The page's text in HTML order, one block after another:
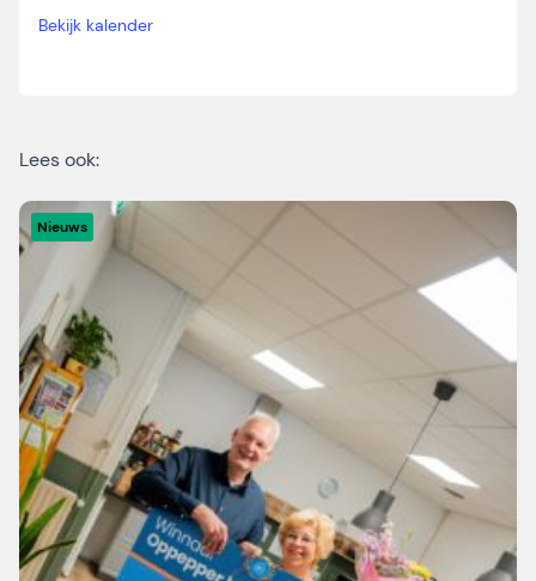
Bekijk kalender
Lees ook:
Nieuws